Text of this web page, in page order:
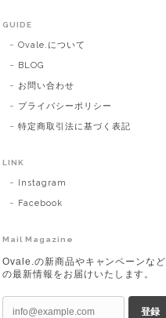
GUIDE
Ovale.について
BLOG
お問い合わせ
プライバシーポリシー
特定商取引法に基づく表記
LINK
Instagram
Facebook
Mail Magazine
Ovale.の新商品やキャンペーンなど
の最新情報をお届けいたします。
登録